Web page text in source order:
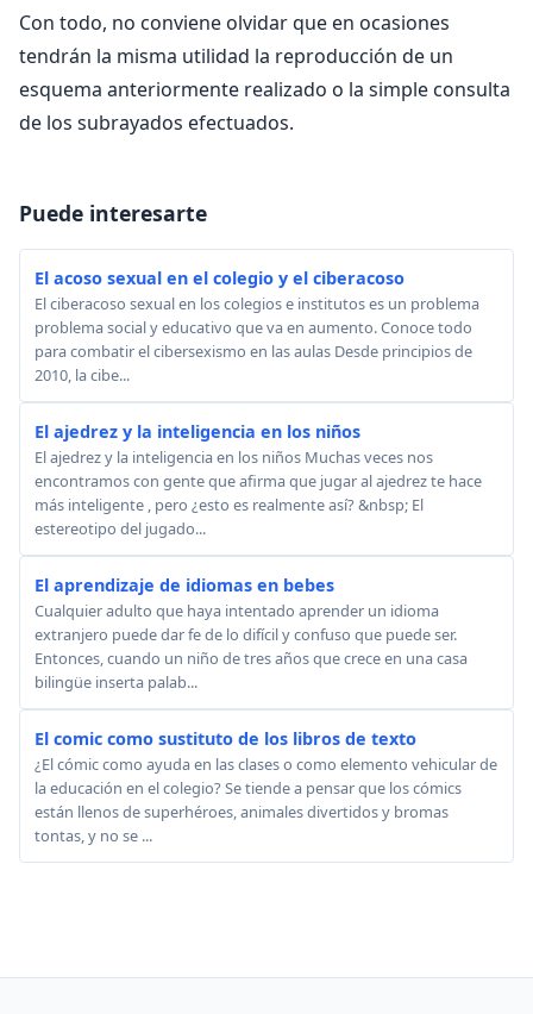
Con todo, no conviene olvidar que en ocasiones
tendrán la misma utilidad la reproducción de un
esquema anteriormente realizado o la simple consulta
de los subrayados efectuados.
Puede interesarte
El acoso sexual en el colegio y el ciberacoso
El ciberacoso sexual en los colegios e institutos es un problema
problema social y educativo que va en aumento. Conoce todo
para combatir el cibersexismo en las aulas Desde principios de
2010, la cibe...
El ajedrez y la inteligencia en los niños
El ajedrez y la inteligencia en los niños Muchas veces nos
encontramos con gente que afirma que jugar al ajedrez te hace
más inteligente , pero ¿esto es realmente así? &nbsp; El
estereotipo del jugado...
El aprendizaje de idiomas en bebes
Cualquier adulto que haya intentado aprender un idioma
extranjero puede dar fe de lo difícil y confuso que puede ser.
Entonces, cuando un niño de tres años que crece en una casa
bilingüe inserta palab...
El comic como sustituto de los libros de texto
¿El cómic como ayuda en las clases o como elemento vehicular de
la educación en el colegio? Se tiende a pensar que los cómics
están llenos de superhéroes, animales divertidos y bromas
tontas, y no se ...